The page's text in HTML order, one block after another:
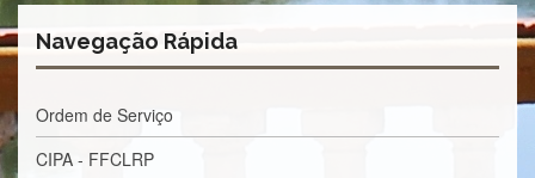
Editais
Eleições
Concursos
Concursos
Navegação Rápida
Ordem de Serviço
CIPA - FFCLRP